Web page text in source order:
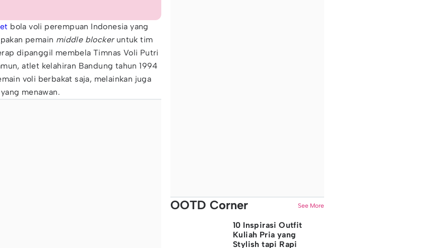
bola voli perempuan Indonesia yang
pemain middle blockeruntuk tim
dipanggil membela Timnas Voli Putri
atlet kelahiran Bandung tahun 1994
voli berbakat saja, melainkan juga
menawan.
OOTD Corner See More
10 Inspirasi Outfit
Kuliah Pria yang
Stylish tapi Rapi